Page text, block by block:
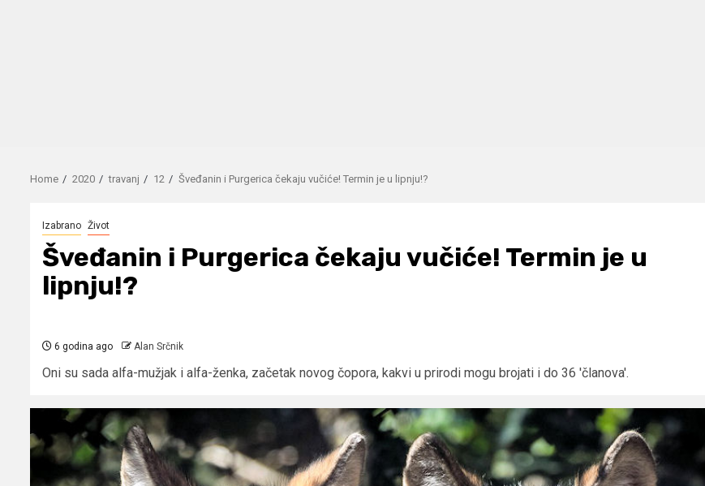
Home 2020 travanj 12 Šveđanin i Purgerica čekaju vučiće! Termin je u lipnju!?
Izabrano Život
Šveđanin i Purgerica čekaju vučiće! Termin je u
lipnju!?
6 godina ago Alan Srčnik
Oni su sada alfa-mužjak i alfa-ženka, začetak novog čopora, kakvi u prirodi mogu brojati i do 36 'članova'.